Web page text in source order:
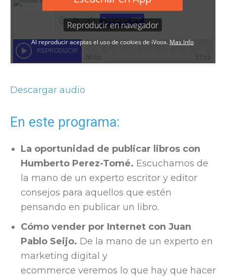
Descargar audio
En este programa:
La oportunidad de publicar libros con
Humberto Perez-Tomé. Escuchamos de
la mano de un experto escritor y editor
consejos para aquellos que estén
pensando en publicar un libro.
Cómo vender por Internet con Juan
Pablo Seijo. De la mano de un experto en
marketing digital y
ecommerce veremos lo que hay que hacer